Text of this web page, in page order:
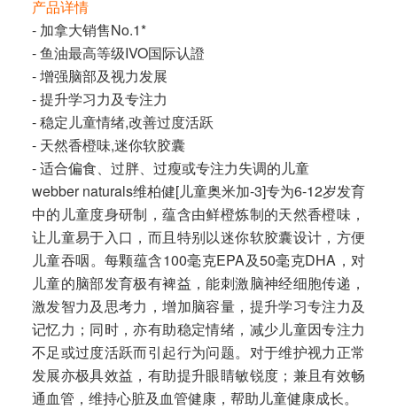
产品详情
- 加拿大销售No.1*
- 鱼油最高等级IVO国际认證
- 增强脑部及视力发展
- 提升学习力及专注力
- 稳定儿童情绪,改善过度活跃
- 天然香橙味,迷你软胶囊
- 适合偏食、过胖、过瘦或专注力失调的儿童
webber naturals维柏健[儿童奥米加-3]专为6-12岁发育
中的儿童度身研制，蕴含由鲜橙炼制的天然香橙味，
让儿童易于入口，而且特别以迷你软胶囊设计，方便
儿童吞咽。每颗蕴含100毫克EPA及50毫克DHA，对
儿童的脑部发育极有裨益，能刺激脑神经细胞传递，
激发智力及思考力，增加脑容量，提升学习专注力及
记忆力；同时，亦有助稳定情绪，减少儿童因专注力
不足或过度活跃而引起行为问题。对于维护视力正常
发展亦极具效益，有助提升眼睛敏锐度；兼且有效畅
通血管，维持心脏及血管健康，帮助儿童健康成长。